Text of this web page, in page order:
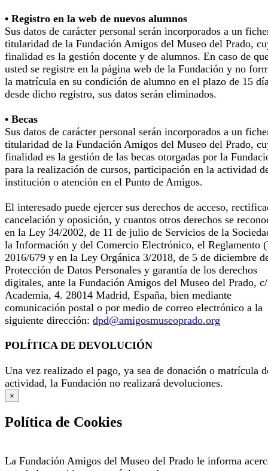
• Registro en la web de nuevos alumnos
Sus datos de carácter personal serán incorporados a un
titularidad de la Fundación Amigos del Museo del Prado,
finalidad es la gestión docente y de alumnos. En caso de
usted se registre en la página web de la Fundación y no
la matrícula en su condición de alumno en el plazo de 15
desde dicho registro, sus datos serán eliminados.
• Becas
Sus datos de carácter personal serán incorporados a un
titularidad de la Fundación Amigos del Museo del Prado,
finalidad es la gestión de las becas otorgadas por la
para la realización de cursos, participación en la actividad
institución o atención en el Punto de Amigos.
El interesado puede ejercer sus derechos de acceso,
cancelación y oposición, y cuantos otros derechos se
en la Ley 34/2002, de 11 de julio de Servicios de la
la Información y del Comercio Electrónico, el Reglamento
2016/679 y en la Ley Orgánica 3/2018, de 5 de diciembre
Protección de Datos Personales y garantía de los derechos
digitales, ante la Fundación Amigos del Museo del Prado,
Academia, 4. 28014 Madrid, España, bien mediante
comunicación postal o por medio de correo electrónico a la
siguiente dirección: dpd@amigosmuseoprado.org
POLÍTICA DE DEVOLUCIÓN
Una vez realizado el pago, ya sea de donación o matrícula
actividad, la Fundación no realizará devoluciones.
×
Política de Cookies
La Fundación Amigos del Museo del Prado le informa